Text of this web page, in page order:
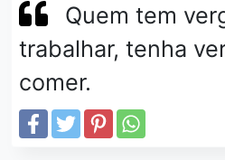
Quem tem
trabalhar, tenha
comer.